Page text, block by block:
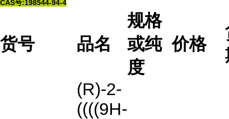
CAS号:198544-94-4
货号 品名
规格
或纯
度
价格
(R)-2-
((((9H-